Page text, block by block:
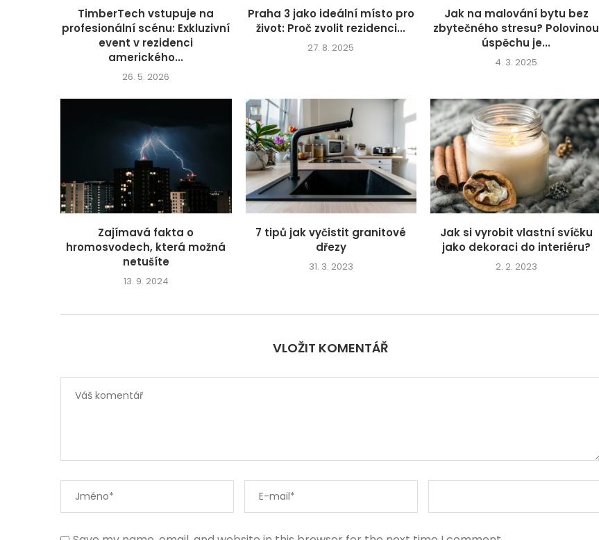
TimberTech vstupuje na
profesionální scénu: Exkluzivní
event v rezidenci
amerického...
26. 5. 2026
Praha 3 jako ideální místo pro
život: Proč zvolit rezidenci...
27. 8. 2025
Jak na malování bytu bez
zbytečného stresu? Polovinou
úspěchu je...
4. 3. 2025
Zajímavá fakta o
hromosvodech, která možná
netušíte
13. 9. 2024
7 tipů jak vyčistit granitové
dřezy
31. 3. 2023
Jak si vyrobit vlastní svíčku
jako dekoraci do interiéru?
2. 2. 2023
VLOŽIT KOMENTÁŘ